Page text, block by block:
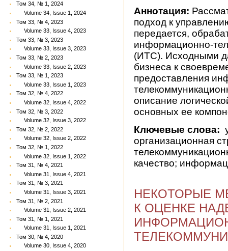
Том 34, № 1, 2024
Volume 34, Issue 1, 2024
Том 33, № 4, 2023
Volume 33, Issue 4, 2023
Том 33, № 3, 2023
Volume 33, Issue 3, 2023
Том 33, № 2, 2023
Volume 33, Issue 2, 2023
Том 33, № 1, 2023
Volume 33, Issue 1, 2023
Том 32, № 4, 2022
Volume 32, Issue 4, 2022
Том 32, № 3, 2022
Volume 32, Issue 3, 2022
Том 32, № 2, 2022
Volume 32, Issue 2, 2022
Том 32, № 1, 2022
Volume 32, Issue 1, 2022
Том 31, № 4, 2021
Volume 31, Issue 4, 2021
Том 31, № 3, 2021
Volume 31, Issue 3, 2021
Том 31, № 2, 2021
Volume 31, Issue 2, 2021
Том 31, № 1, 2021
Volume 31, Issue 1, 2021
Том 30, № 4, 2020
Volume 30, Issue 4, 2020
Аннотация:
подход к
передается,
информационно-
(ИТС). Исходными
бизнеса к
предоставления
описание
основных ее
Ключевые слова:
организационная
качество;
НЕКОТОРЫЕ
К ОЦЕНКЕ